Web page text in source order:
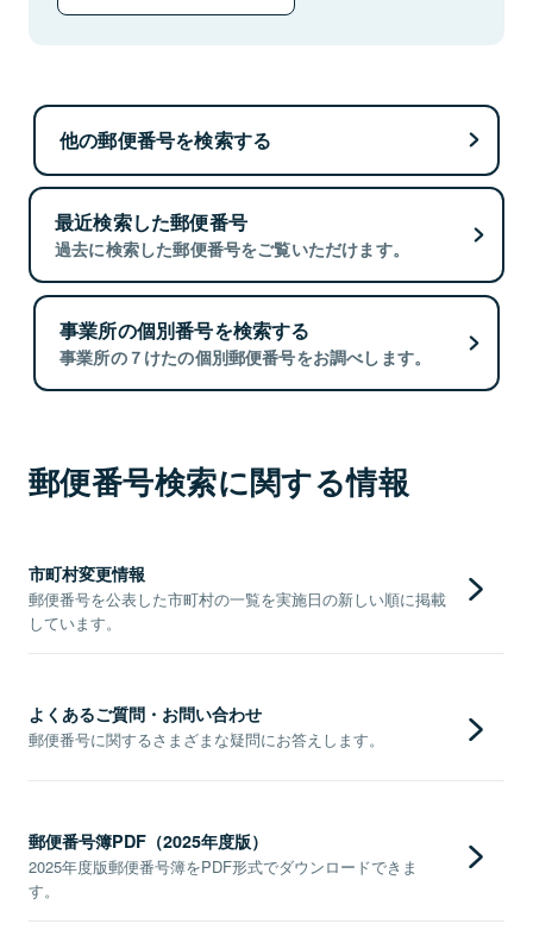
他の郵便番号を検索する
最近検索した郵便番号
過去に検索した郵便番号をご覧いただけます。
事業所の個別番号を検索する
事業所の７けたの個別郵便番号をお調べします。
郵便番号検索に関する情報
市町村変更情報
郵便番号を公表した市町村の一覧を実施日の新しい順に掲載
しています。
よくあるご質問・お問い合わせ
郵便番号に関するさまざまな疑問にお答えします。
郵便番号簿PDF（2025年度版）
2025年度版郵便番号簿をPDF形式でダウンロードできま
す。